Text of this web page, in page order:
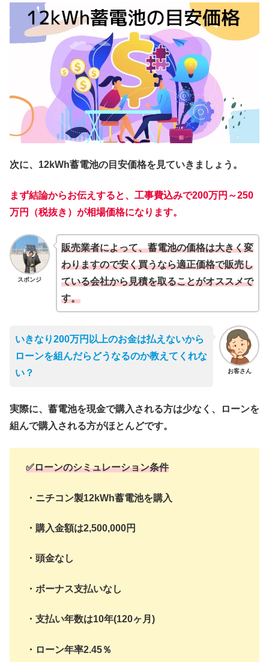
次に、12kWh蓄電池の目安価格を見ていきましょう。
まず結論からお伝えすると、工事費込みで200万円～250
万円（税抜き）が相場価格になります。
スポンジ
販売業者によって、蓄電池の価格は大きく変
わりますので安く買うなら適正価格で販売し
ている会社から見積を取ることがオススメで
す。
お客さん
いきなり200万円以上のお金は払えないから
ローンを組んだらどうなるのか教えてくれな
い？
実際に、蓄電池を現金で購入される方は少なく、ローンを
組んで購入される方がほとんどです。
✅ローンのシミュレーション条件
・ニチコン製12kWh蓄電池を購入
・購入金額は2,500,000円
・頭金なし
・ボーナス支払いなし
・支払い年数は10年(120ヶ月)
・ローン年率2.45％